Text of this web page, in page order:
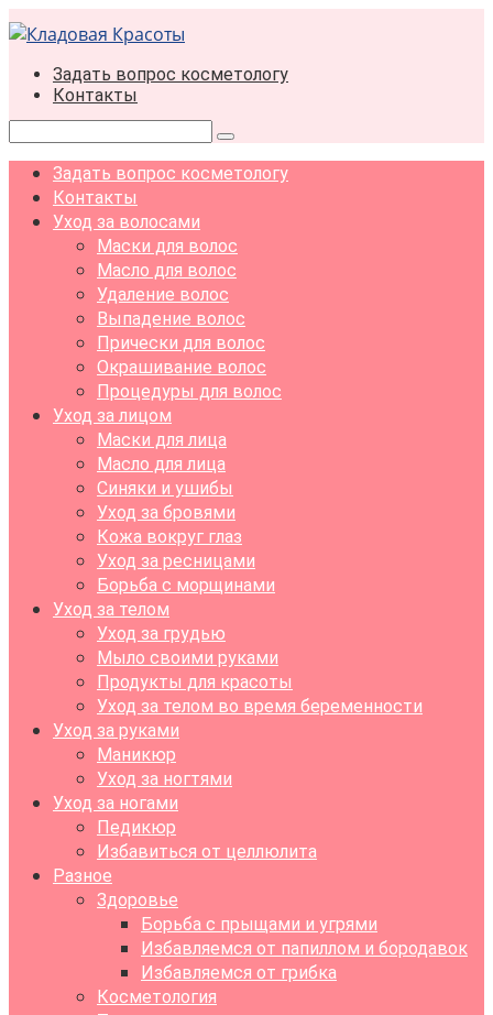
Перейти
к
контентуЗадать вопрос косметологу
Контакты
Поиск:
Задать вопрос косметологу
Контакты
Уход за волосами
Маски для волос
Масло для волос
Удаление волос
Выпадение волос
Прически для волос
Окрашивание волос
Процедуры для волос
Уход за лицом
Маски для лица
Масло для лица
Синяки и ушибы
Уход за бровями
Кожа вокруг глаз
Уход за ресницами
Борьба с морщинами
Уход за телом
Уход за грудью
Мыло своими руками
Продукты для красоты
Уход за телом во время беременности
Уход за руками
Маникюр
Уход за ногтями
Уход за ногами
Педикюр
Избавиться от целлюлита
Разное
Здоровье
Борьба с прыщами и угрями
Избавляемся от папиллом и бородавок
Избавляемся от грибка
Косметология